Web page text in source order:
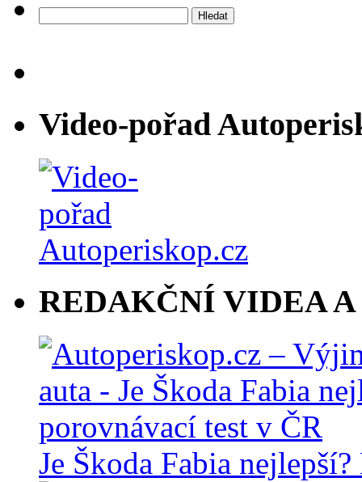
Video-pořad
REDAKČNÍ VIDEA A
Je Škoda Fabia